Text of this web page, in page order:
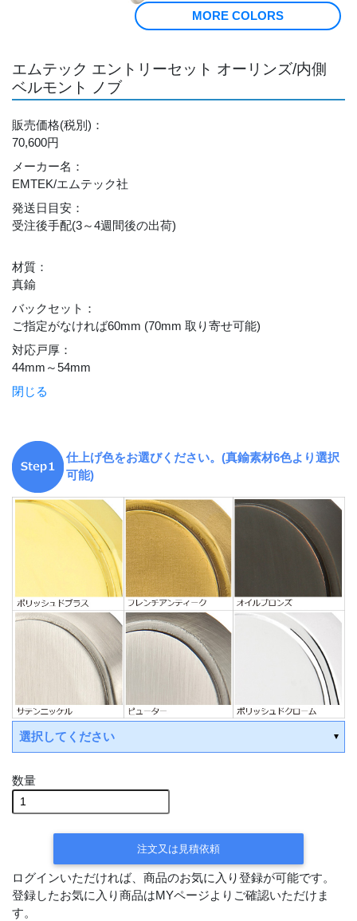
MORE COLORS
エムテック エントリーセット オーリンズ/内側
ベルモント ノブ
販売価格(税別) ：
70,600円
メーカー名 ：
EMTEK/エムテック社
発送日目安 ：
受注後手配(3～4週間後の出荷)
材質 ：
真鍮
バックセット ：
ご指定がなければ60mm (70mm 取り寄せ可能)
対応戸厚 ：
44mm～54mm
閉じる
仕上げ色をお選びください。(真鍮素材6色より選択
可能)
選択してください
受注後手配(3～4週間後の出荷)
受注後手配(3～4週間後の出荷)
数量
注文又は見積依頼
ログインいただければ、商品のお気に入り登録が可能です。
登録したお気に入り商品はMYページよりご確認いただけま
す。